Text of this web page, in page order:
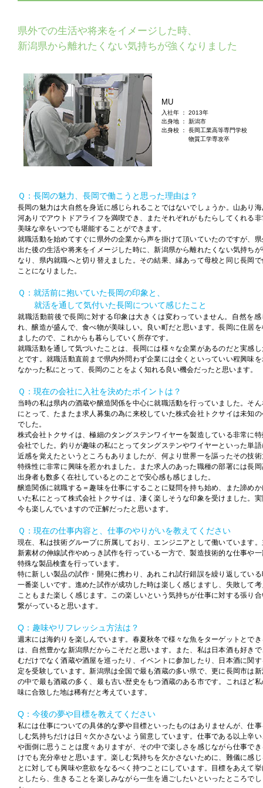
県外での生活や将来をイメージした時、
新潟県から離れたくない気持ちが強くなりました
MU
入社年 ： 2013年
出身地 ： 新潟市
出身校 ： 長岡工業高等専門学校
物質工学専攻卒
Ｑ：長岡の魅力、長岡で働こうと思った理由は？
長岡の魅力は大自然を身近に感じられることではないでしょうか。山あり海
河ありでアウトドアライフを満喫でき、またそれぞれがもたらしてくれる非
美味な幸をいつでも堪能することができます。
就職活動を始めてすぐに県外の企業から声を掛けて頂いていたのですが、県
出た後の生活や将来をイメージした時に、新潟県から離れたくない気持ちが
なり、県内就職へと切り替えました。その結果、縁あって母校と同じ長岡で
ことになりました。
Ｑ：就活前に抱いていた長岡の印象と、
就活を通して気付いた長岡について感じたこと
就職活動前後で長岡に対する印象は大きくは変わっていません。自然を感
れ、醸造が盛んで、食べ物が美味しい。良い町だと思います。長岡に住居を
ましたので、これからも暮らしていく所存です。
就職活動を通して気づいたことは、長岡には様々な企業があるのだと実感し
とです。就職活動直前まで県内外問わず企業には全くといっていい程興味
なかった私にとって、長岡のことをよく知れる良い機会だったと思います。
Ｑ：現在の会社に入社を決めたポイントは？
当時の私は県内の酒蔵や醸造関係を中心に就職活動を行っていました。そ
にとって、たまたま求人募集の為に来校していた株式会社トクサイは未知
でした。
株式会社トクサイは、極細のタングステンワイヤーを製造している非常に特
会社でした。釣りが趣味の私にとってタングステンやワイヤーといった単語
近感を覚えたというところもありましたが、何より世界一を謳ったその技術
特殊性に非常に興味を惹かれました。また求人のあった職種の部署には長岡
出身者も数多く在社しているとのことで安心感も感じました。
醸造関係に就職する＝趣味を仕事にすることに疑問を持ち始め、また諦めか
いた私にとって株式会社トクサイは、凄く楽しそうな印象を受けました。
今も楽しんでいますので正解だったと思います。
Ｑ：現在の仕事内容と、仕事のやりがいを教えてください
現在、私は技術グループに所属しており、エンジニアとして働いています。
新素材の伸線試作やめっき試作を行っている一方で、製造技術的な仕事や一
特殊な製品検査を行っています。
特に新しい製品の試作・開発に携わり、あれこれ試行錯誤を繰り返している
一番楽しいです。進めた試作が成功した時は楽しく感じますし、失敗して考
こともまた楽しく感じます。この楽しいという気持ちが仕事に対する張り
繋がっていると思います。
Q：趣味やリフレッシュ方法は？
週末には海釣りを楽しんでいます。春夏秋冬で様々な魚をターゲットとでき
は、自然豊かな新潟県だからこそだと思います。また、私は日本酒も好きで
むだけでなく酒蔵や酒屋を巡ったり、イベントに参加したり、日本酒に関す
定を受験しています。新潟県は全国で最も酒蔵の多い県で、更に長岡市は
の中で最も酒蔵の多く、最も古い歴史をもつ酒蔵のある市です。これほど私
味に合致した地は稀有だと考えています。
Q：今後の夢や目標を教えてください
私には仕事についての具体的な夢や目標といったものはありませんが、仕事
しむ気持ちだけは日々欠かさないよう留意しています。仕事である以上辛
や面倒に思うことは度々ありますが、その中で楽しさを感じながら仕事でき
けでも充分幸せと思います。楽しむ気持ちを欠かさないために、難儀に感
とに対しても興味や意欲をなるべく持つことにしています。目標をあえて
としたら、生きることを楽しみながら一生を過ごしたいといったところで